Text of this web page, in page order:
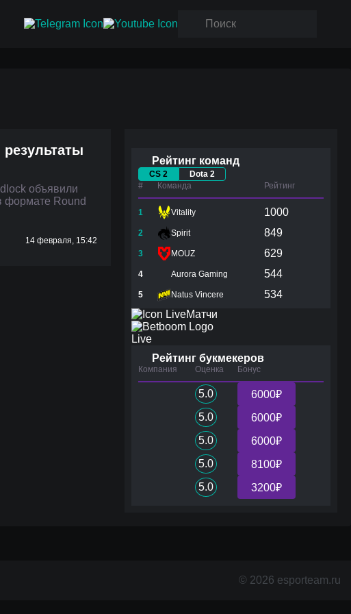
объявили
формате Round
14 февраля, 15:42
Рейтинг команд
CS 2
Dota 2
#
Команда Рейтинг
1 Vitality 1000
2 Spirit 849
3 MOUZ 629
4 Aurora Gaming 544
5 Natus Vincere
534
Матчи
Live
Рейтинг букмекеров
Компания Оценка Бонус
5.0
6000₽
5.0
6000₽
5.0
6000₽
5.0
8100₽
5.0
3200₽
© 2026 esporteam.ru